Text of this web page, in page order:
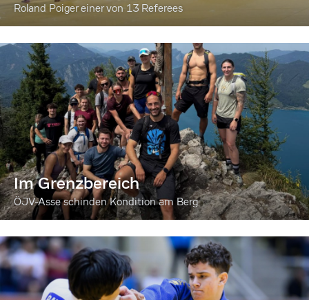
Roland Poiger einer von 13 Referees
Im Grenzbereich
ÖJV-Asse schinden Kondition am Berg